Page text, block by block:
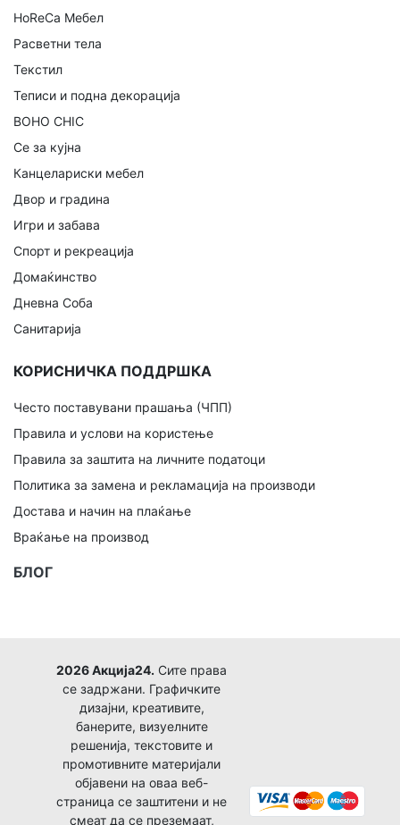
HoReCa Мебел
Расветни тела
Текстил
Теписи и подна декорација
BOHO CHIC
Се за кујна
Канцелариски мебел
Двор и градина
Игри и забава
Спорт и рекреација
Домаќинство
Дневна Соба
Санитарија
КОРИСНИЧКА ПОДДРШКА
Често поставувани прашања (ЧПП)
Правила и услови на користење
Правила за заштита на личните податоци
Политика за замена и рекламација на производи
Достава и начин на плаќање
Враќање на производ
БЛОГ
2026 Акција24. Сите права
се задржани. Графичките
дизајни, креативите,
банерите, визуелните
решенија, текстовите и
промотивните материјали
објавени на оваа веб-
страница се заштитени и не
смеат да се преземаат,